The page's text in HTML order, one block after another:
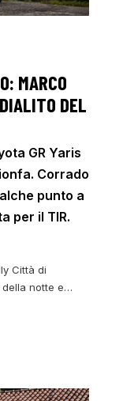
MARCO
DEL
GR Yaris
Corrado
punto a
per il TIR.
Città di
della notte e…